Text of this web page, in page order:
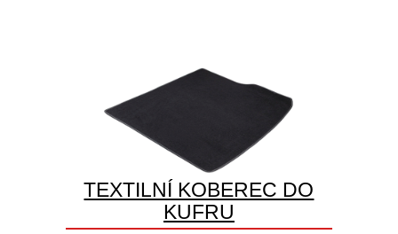
TEXTILNÍ KOBEREC DO
KUFRU